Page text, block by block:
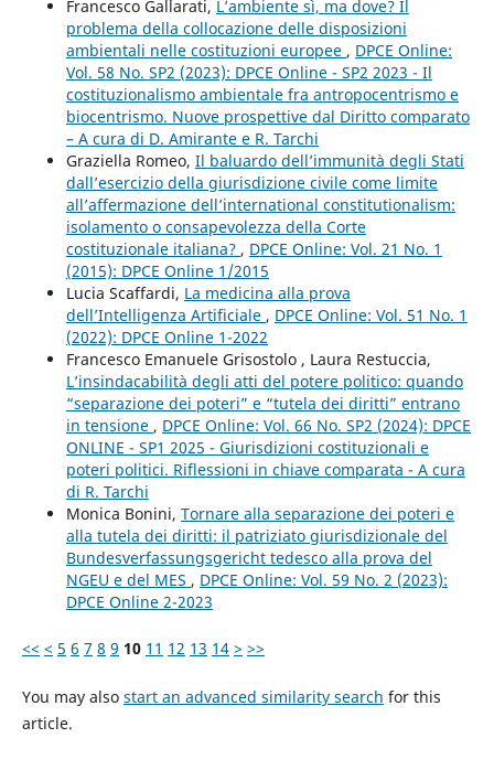
Francesco Gallarati, L’ambiente sì, ma dove? Il
problema della collocazione delle disposizioni
ambientali nelle costituzioni europee , DPCE Online:
Vol. 58 No. SP2 (2023): DPCE Online - SP2 2023 - Il
costituzionalismo ambientale fra antropocentrismo e
biocentrismo. Nuove prospettive dal Diritto comparato
– A cura di D. Amirante e R. Tarchi
Graziella Romeo, Il baluardo dell’immunità degli Stati
dall’esercizio della giurisdizione civile come limite
all’affermazione dell’international constitutionalism:
isolamento o consapevolezza della Corte
costituzionale italiana? , DPCE Online: Vol. 21 No. 1
(2015): DPCE Online 1/2015
Lucia Scaffardi, La medicina alla prova
dell’Intelligenza Artificiale , DPCE Online: Vol. 51 No. 1
(2022): DPCE Online 1-2022
Francesco Emanuele Grisostolo , Laura Restuccia,
L’insindacabilità degli atti del potere politico: quando
“separazione dei poteri” e “tutela dei diritti” entrano
in tensione , DPCE Online: Vol. 66 No. SP2 (2024): DPCE
ONLINE - SP1 2025 - Giurisdizioni costituzionali e
poteri politici. Riflessioni in chiave comparata - A cura
di R. Tarchi
Monica Bonini, Tornare alla separazione dei poteri e
alla tutela dei diritti: il patriziato giurisdizionale del
Bundesverfassungsgericht tedesco alla prova del
NGEU e del MES , DPCE Online: Vol. 59 No. 2 (2023):
DPCE Online 2-2023
<< < 5 6 7 8 9 10 11 12 13 14 > >>
You may also start an advanced similarity search for this
article.